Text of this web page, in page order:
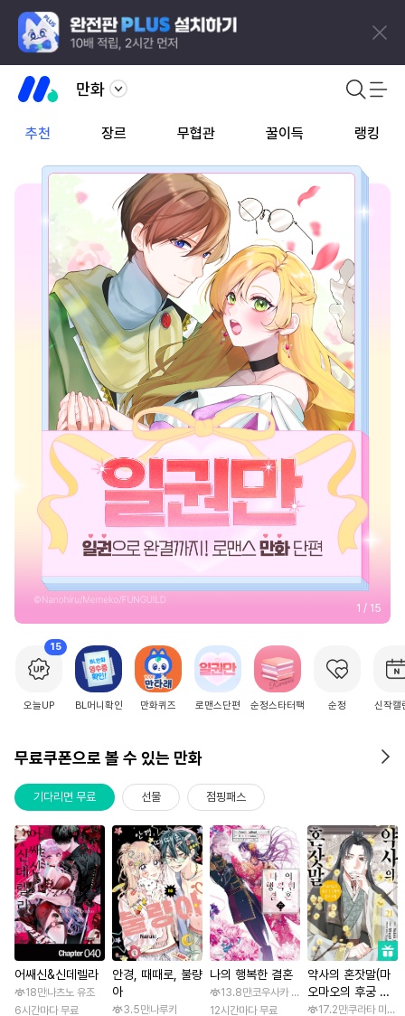
만화
추천 장르 무협관 꿀이득 랭킹
2 / 15
15
오늘UP BL머니확인 만화퀴즈 로맨스단편 순정스타터팩 순정 신작캘
무료쿠폰으로 볼 수 있는 만화
기다리면 무료 선물 점핑패스
어쌔신&신데렐라
18만나츠노 유조
6시간마다 무료
안경, 때때로, 불량
아
3.5만나루키
나의 행복한 결혼
13.8만코우사카 리토 / 아기토기 아쿠미
12시간마다 무료
약사의 혼잣말(마
오마오의 후궁 수
수께끼 풀이수첩)
17.2만쿠라타 미노